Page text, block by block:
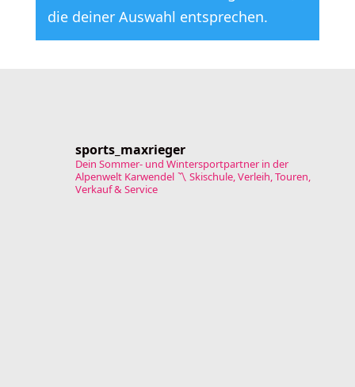
die deiner Auswahl entsprechen.
sports_maxrieger
Dein Sommer- und Wintersportpartner in der
Alpenwelt Karwendel〽️ Skischule, Verleih, Touren,
Verkauf & Service